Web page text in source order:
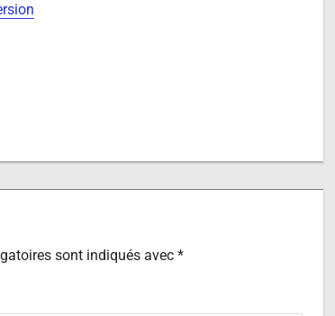
sont indiqués avec*